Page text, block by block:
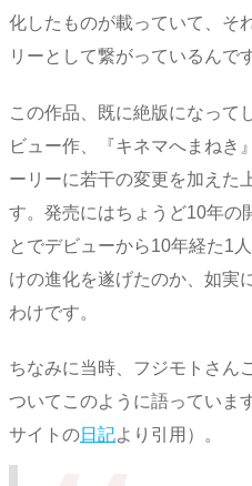
化したものが載っていて、そ
リーとして繋がっているんで
この作品、既に絶版になって
ビュー作、『キネマへまねき
ーリーに若干の変更を加えた
す。発売にはちょうど10年の
とでデビューから10年経た1
けの進化を遂げたのか、如実
わけです。
ちなみに当時、フジモトさん
ついてこのように語っていま
サイトの日記より引用）。